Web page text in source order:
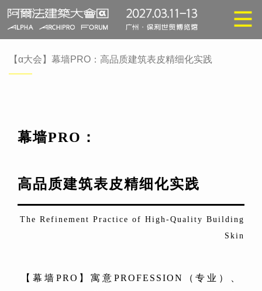
【α大会】幕墙PRO：高品质建筑表皮精细化实践
幕墙PRO：
高品质建筑表皮精细化实践
The Refinement Practice of High-Quality Building
Skin
【幕墙PRO】寓意PROFESSION（专业）、